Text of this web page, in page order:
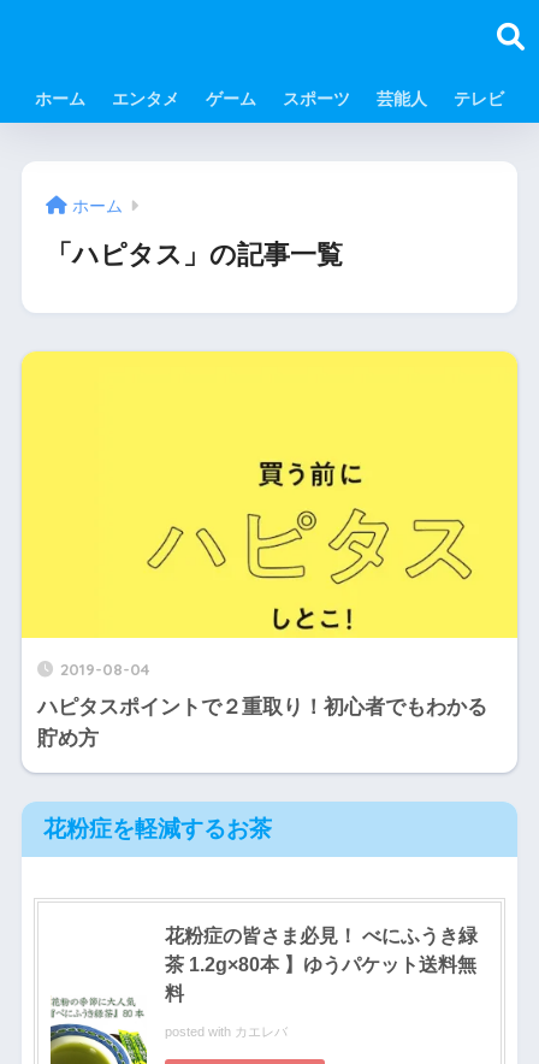
ホーム エンタメ ゲーム スポーツ 芸能人 テレビ
ホーム
「ハピタス」の記事一覧
2019-08-04
ハピタスポイントで２重取り！初心者でもわかる
貯め方
花粉症を軽減するお茶
花粉症の皆さま必見！ べにふうき緑
茶 1.2g×80本 】ゆうパケット送料無
料
posted with カエレバ